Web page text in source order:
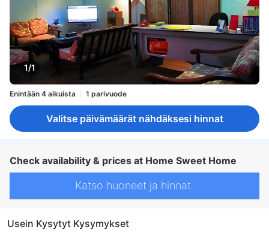
1/1
Enintään 4 aikuista 1 parivuode
Valitse päivämäärät nähdäksesi hinnat
Check availability & prices at Home Sweet Home
Katso huoneet ja hinnat
Usein Kysytyt Kysymykset